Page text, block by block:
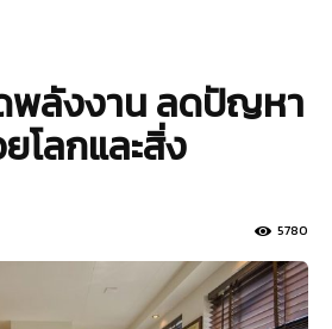
พลังงาน ลดปัญหา
โลกและสิ่ง
5780